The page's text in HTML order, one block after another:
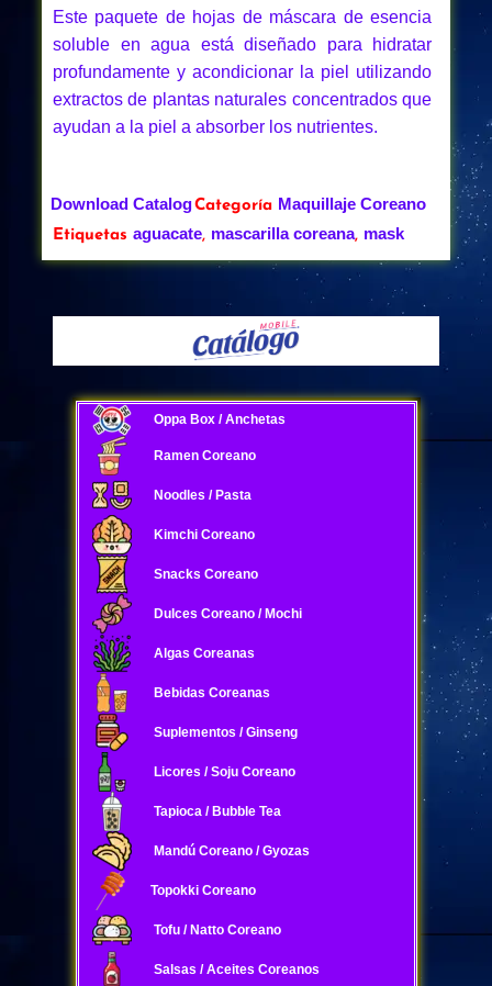
Este paquete de hojas de máscara de esencia
soluble en agua está diseñado para hidratar
profundamente y acondicionar la piel utilizando
extractos de plantas naturales concentrados que
ayudan a la piel a absorber los nutrientes.
Download CatalogCategoría Maquillaje Coreano
Etiquetas aguacate, mascarilla coreana, mask
Oppa Box / Anchetas
Ramen Coreano
Noodles / Pasta
Kimchi Coreano
Snacks Coreano
Dulces Coreano / Mochi
Algas Coreanas
Bebidas Coreanas
Suplementos / Ginseng
Licores / Soju Coreano
Tapioca / Bubble Tea
Mandú Coreano / Gyozas
Topokki Coreano
Tofu / Natto Coreano
Salsas / Aceites Coreanos